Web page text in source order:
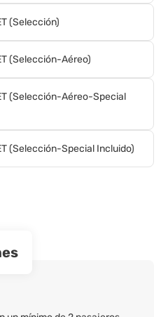
(Selección)
(Selección-Aéreo)
(Selección-Aéreo-Special
(Selección-Special Incluido)